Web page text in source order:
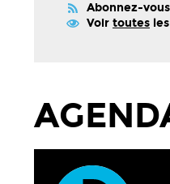
Abonnez-
Voir toutes